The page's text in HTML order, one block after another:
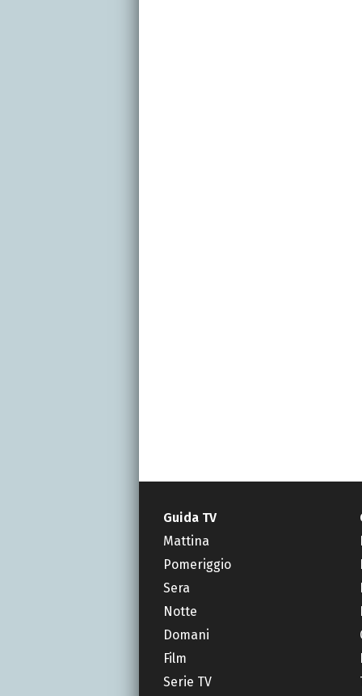
Guida TV
Mattina
Pomeriggio
Sera
Notte
Domani
Film
Serie TV